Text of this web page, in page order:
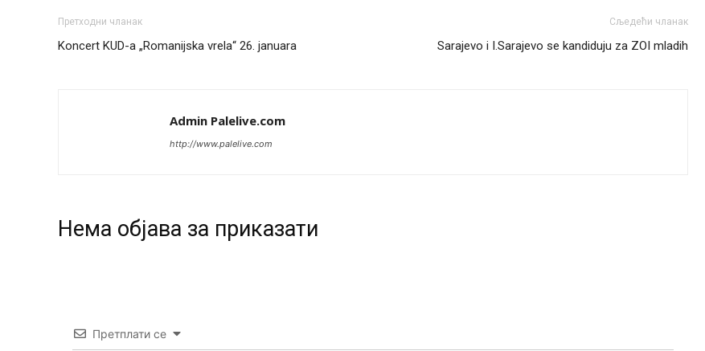
Претходни чланак
Koncert KUD-a „Romanijska vrela“ 26. januara
Сљедећи чланак
Sarajevo i I.Sarajevo se kandiduju za ZOI mladih
Admin Palelive.com
http://www.palelive.com
Нeма објава за приказати
Претплати се